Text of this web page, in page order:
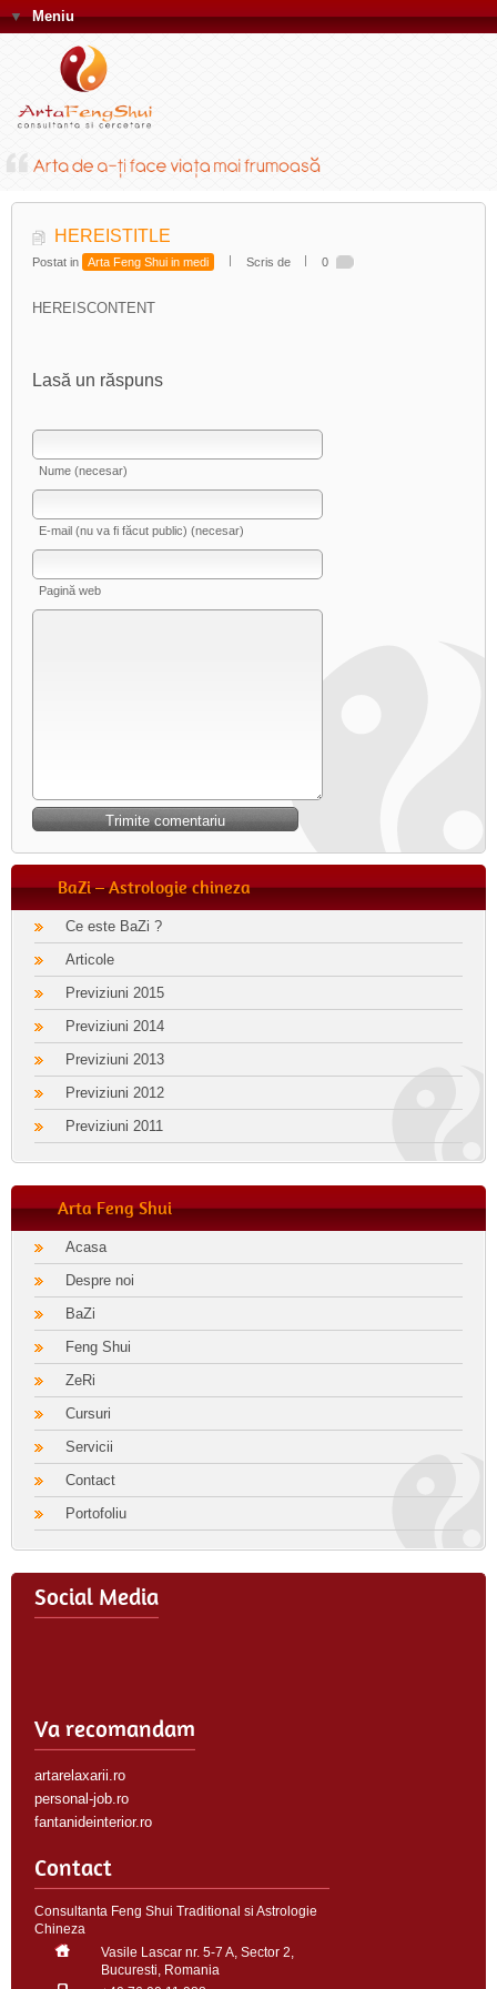
▼Meniu
HEREISTITLE
Postat in Arta Feng Shui in medi Scris de 0
HEREISCONTENT
Lasă un răspuns
Nume (necesar)
E-mail (nu va fi făcut public) (necesar)
Pagină web
BaZi – Astrologie chineza
Ce este BaZi ?
Articole
Previziuni 2015
Previziuni 2014
Previziuni 2013
Previziuni 2012
Previziuni 2011
Arta Feng Shui
Acasa
Despre noi
BaZi
Feng Shui
ZeRi
Cursuri
Servicii
Contact
Portofoliu
Social Media
Va recomandam
artarelaxarii.ro
personal-job.ro
fantanideinterior.ro
Contact
Consultanta Feng Shui Traditional si Astrologie
Chineza
Vasile Lascar nr. 5-7 A, Sector 2,
Bucuresti, Romania